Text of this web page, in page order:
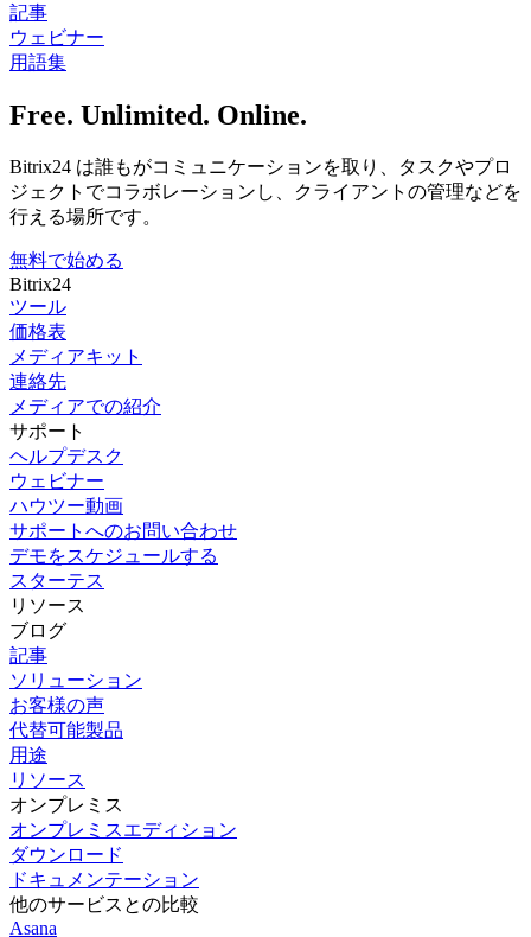
記事
ウェビナー
用語集
Free. Unlimited. Online.
Bitrix24 は誰もがコミュニケーションを取り、タスクやプロ
ジェクトでコラボレーションし、クライアントの管理などを
行える場所です。
無料で始める
Bitrix24
ツール
価格表
メディアキット
連絡先
メディアでの紹介
サポート
ヘルプデスク
ウェビナー
ハウツー動画
サポートへのお問い合わせ
デモをスケジュールする
スターテス
リソース
ブログ
記事
ソリューション
お客様の声
代替可能製品
用途
リソース
オンプレミス
オンプレミスエディション
ダウンロード
ドキュメンテーション
他のサービスとの比較
Asana